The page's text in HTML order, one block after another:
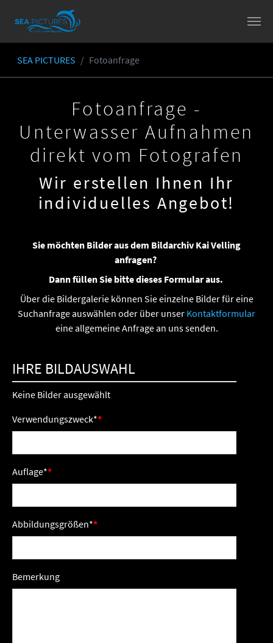
Skip to main content
You are here:
SEA PICTURES Fotoanfrage
Fotoanfrage -
Unterwasser Aufnahmen
direkt vom Fotografen
Wir erstellen Ihnen Ihr
individuelles Angebot!
Sie möchten Bilder aus dem Bildarchiv Kai Velling
anfragen?
Dann füllen Sie bitte dieses Formular aus.
Über die Bildergalerie können Sie einzelne Bilder für eine
Suchanfrage auswählen oder über unser Kontaktformular
eine allgemeine Anfrage an uns senden.
IHRE BILDAUSWAHL
Keine Bilder ausgewählt
Verwendungszweck*
Auflage*
Abbildungsgrößen*
Bemerkung